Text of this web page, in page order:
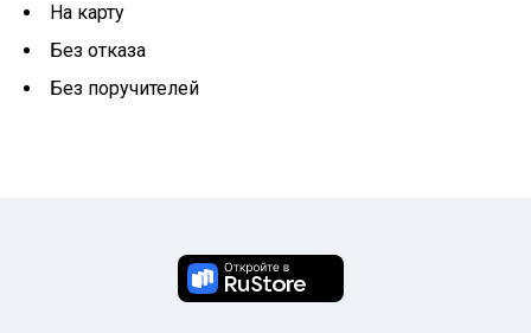
На карту
Без отказа
Без поручителей